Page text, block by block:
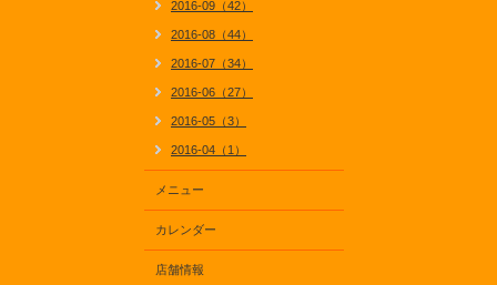
2016-09（42）
2016-08（44）
2016-07（34）
2016-06（27）
2016-05（3）
2016-04（1）
メニュー
カレンダー
店舗情報